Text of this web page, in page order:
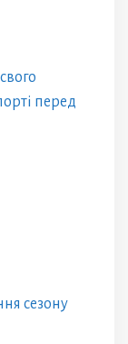
перед
сезону